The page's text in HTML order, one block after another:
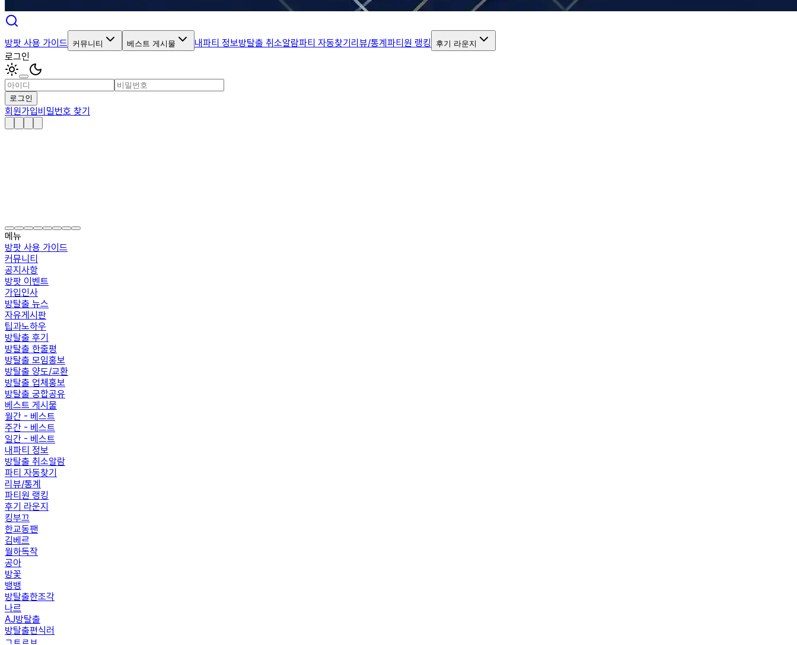
방팟 사용 가이드 커뮤니티 베스트 게시물 내파티 정보방탈출 취소알람파티 자동찾기리뷰/통계파티원 랭킹 후기 라운지
로그인
로그인
회원가입비밀번호 찾기
메뉴
방팟 사용 가이드
커뮤니티
공지사항
방팟 이벤트
가입인사
방탈출 뉴스
자유게시판
팁과노하우
방탈출 후기
방탈출 한줄평
방탈출 모임홍보
방탈출 양도/교환
방탈출 업체홍보
방탈출 궁합공유
베스트 게시물
월간 - 베스트
주간 - 베스트
일간 - 베스트
내파티 정보
방탈출 취소알람
파티 자동찾기
리뷰/통계
파티원 랭킹
후기 라운지
킹부끄
한교동팬
김베르
월하독작
공아
방꽃
뱅뱅
방탈출한조각
나르
AJ방탈출
방탈출편식러
ㄱㅌㄹㅂ